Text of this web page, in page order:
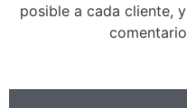
posible a cada cliente,